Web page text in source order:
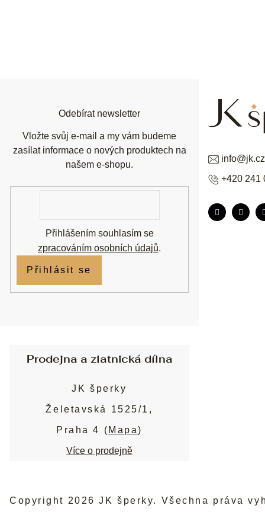
info@jk.cz
+420 241
Odebírat newsletter
Vložte svůj e-mail a my vám budeme
zasílat informace o nových produktech na
našem e-shopu.
Přihlášením souhlasím se
zpracováním osobních údajů.
Přihlásit se
Prodejna a zlatnická dílna
JK šperky
Želetavská 1525/1,
Praha 4 ( Mapa)
Více o prodejně
Copyright 2026JK šperky. Všechna práva